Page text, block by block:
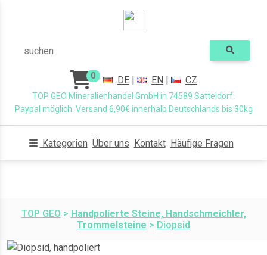
suchen
0 DE | EN | CZ
TOP GEO Mineralienhandel GmbH in 74589 Satteldorf.
Paypal möglich. Versand 6,90€ innerhalb Deutschlands bis 30kg
Kategorien Über uns Kontakt Häufige Fragen
TOP GEO > Handpolierte Steine, Handschmeichler,
Trommelsteine > Diopsid